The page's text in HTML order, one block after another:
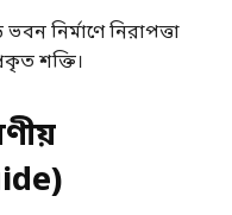
নির্মাণে নিরাপত্তা
শক্তি।